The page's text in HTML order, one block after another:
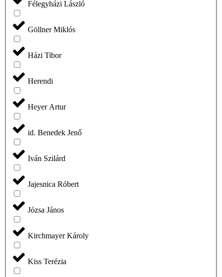
Félegyházi László
Göllner Miklós
Házi Tibor
Herendi
Heyer Artur
id. Benedek Jenő
Iván Szilárd
Jajesnica Róbert
Józsa János
Kirchmayer Károly
Kiss Terézia